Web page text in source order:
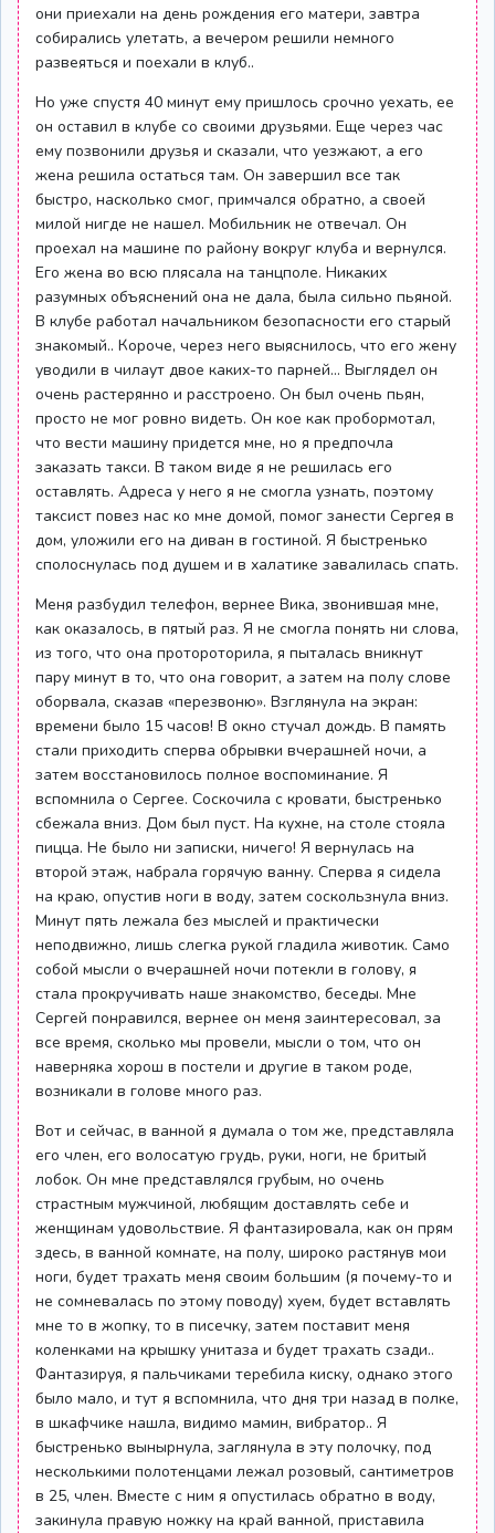
они приехали на день рождения его матери, завтра
собирались улетать, а вечером решили немного
развеяться и поехали в клуб..
Но уже спустя 40 минут ему пришлось срочно уехать, ее
он оставил в клубе со своими друзьями. Еще через час
ему позвонили друзья и сказали, что уезжают, а его
жена решила остаться там. Он завершил все так
быстро, насколько смог, примчался обратно, а своей
милой нигде не нашел. Мобильник не отвечал. Он
проехал на машине по району вокруг клуба и вернулся.
Его жена во всю плясала на танцполе. Никаких
разумных объяснений она не дала, была сильно пьяной.
В клубе работал начальником безопасности его старый
знакомый.. Короче, через него выяснилось, что его жену
уводили в чилаут двое каких-то парней… Выглядел он
очень растерянно и расстроено. Он был очень пьян,
просто не мог ровно видеть. Он кое как пробормотал,
что вести машину придется мне, но я предпочла
заказать такси. В таком виде я не решилась его
оставлять. Адреса у него я не смогла узнать, поэтому
таксист повез нас ко мне домой, помог занести Сергея в
дом, уложили его на диван в гостиной. Я быстренько
сполоснулась под душем и в халатике завалилась спать.
Меня разбудил телефон, вернее Вика, звонившая мне,
как оказалось, в пятый раз. Я не смогла понять ни слова,
из того, что она протороторила, я пыталась вникнут
пару минут в то, что она говорит, а затем на полу слове
оборвала, сказав «перезвоню». Взглянула на экран:
времени было 15 часов! В окно стучал дождь. В память
стали приходить сперва обрывки вчерашней ночи, а
затем восстановилось полное воспоминание. Я
вспомнила о Сергее. Соскочила с кровати, быстренько
сбежала вниз. Дом был пуст. На кухне, на столе стояла
пицца. Не было ни записки, ничего! Я вернулась на
второй этаж, набрала горячую ванну. Сперва я сидела
на краю, опустив ноги в воду, затем соскользнула вниз.
Минут пять лежала без мыслей и практически
неподвижно, лишь слегка рукой гладила животик. Само
собой мысли о вчерашней ночи потекли в голову, я
стала прокручивать наше знакомство, беседы. Мне
Сергей понравился, вернее он меня заинтересовал, за
все время, сколько мы провели, мысли о том, что он
наверняка хорош в постели и другие в таком роде,
возникали в голове много раз.
Вот и сейчас, в ванной я думала о том же, представляла
его член, его волосатую грудь, руки, ноги, не бритый
лобок. Он мне представлялся грубым, но очень
страстным мужчиной, любящим доставлять себе и
женщинам удовольствие. Я фантазировала, как он прям
здесь, в ванной комнате, на полу, широко растянув мои
ноги, будет трахать меня своим большим (я почему-то и
не сомневалась по этому поводу) хуем, будет вставлять
мне то в жопку, то в писечку, затем поставит меня
коленками на крышку унитаза и будет трахать сзади..
Фантазируя, я пальчиками теребила киску, однако этого
было мало, и тут я вспомнила, что дня три назад в полке,
в шкафчике нашла, видимо мамин, вибратор.. Я
быстренько вынырнула, заглянула в эту полочку, под
несколькими полотенцами лежал розовый, сантиметров
в 25, член. Вместе с ним я опустилась обратно в воду,
закинула правую ножку на край ванной, приставила